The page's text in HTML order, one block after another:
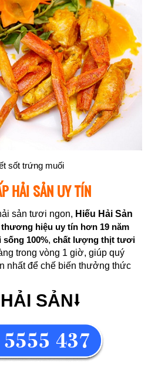
sốt trứng muối
HẢI SẢN UY TÍN
sản tươi ngon, Hiếu Hải Sản
hiệu uy tín hơn 19 năm
100%, chất lượng thịt tươi
trong vòng 1 giờ, giúp quý
nhất để chế biến thưởng thức
SẢN⭣